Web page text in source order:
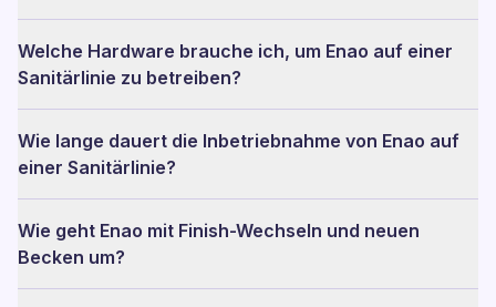
Welche Hardware brauche ich, um Enao auf einer
Sanitärlinie zu betreiben?
Wie lange dauert die Inbetriebnahme von Enao auf
einer Sanitärlinie?
Wie geht Enao mit Finish-Wechseln und neuen
Becken um?